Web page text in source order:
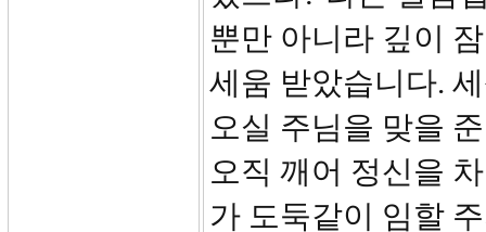
뿐만 아니라 깊이
세움 받았습니다.
오실 주님을 맞을
오직 깨어 정신을
가 도둑같이 임할